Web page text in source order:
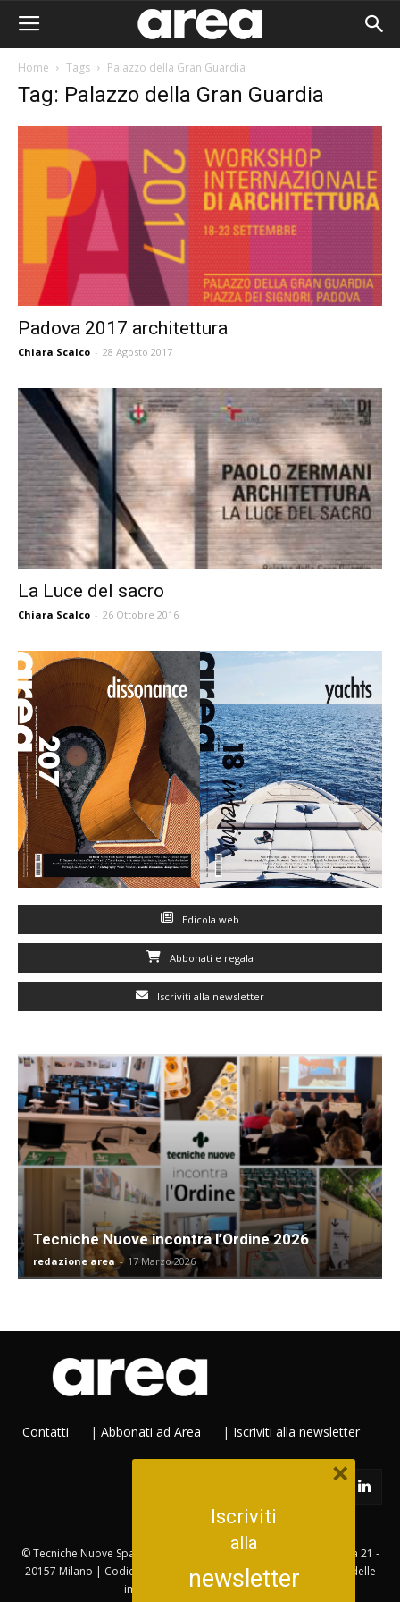
Home Tags Palazzo della Gran Guardia
Tag: Palazzo della Gran Guardia
Padova 2017 architettura
Chiara Scalco - 28 Agosto 2017
La Luce del sacro
Chiara Scalco - 26 Ottobre 2016
Edicola web
Abbonati e regala
Iscriviti alla newsletter
Tecniche Nuove incontra l’Ordine 2026
redazione area - 17 Marzo 2026
Contatti | Abbonati ad Area | Iscriviti alla newsletter
© Tecniche Nuove Spa. Tutti i diritti riservati. Sede legale Via Eritrea 21 -
20157 Milano | Codice fiscale, Partita IVA e Iscrizione al Registro delle
imprese di Milano: 753480151
Iscriviti
alla
newsletter
×